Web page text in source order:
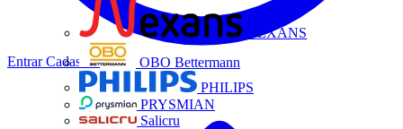
NEXANS
OBO Bettermann
PHILIPS
PRYSMIAN
Salicru
EntrarCadastrar